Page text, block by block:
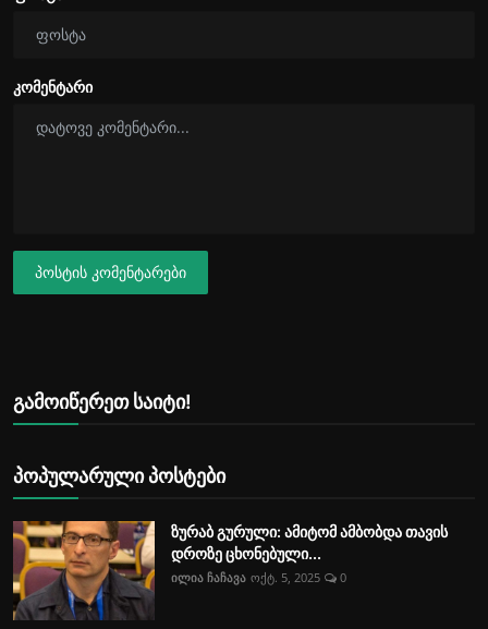
კომენტარი
პოსტის კომენტარები
გამოიწერეთ საიტი!
პოპულარული პოსტები
ზურაბ გურული: ამიტომ ამბობდა თავის
დროზე ცხონებული...
ილია ჩაჩავა ოქტ. 5, 2025 0